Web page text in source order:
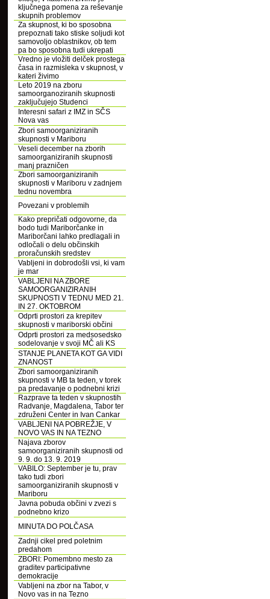
ključnega pomena za reševanje
skupnih problemov
Za skupnost, ki bo sposobna
prepoznati tako stiske soljudi kot
samovoljo oblastnikov, ob tem
pa bo sposobna tudi ukrepati
Vredno je vložiti delček prostega
časa in razmisleka v skupnost, v
kateri živimo
Leto 2019 na zboru
samoorganoziranih skupnosti
zaključujejo Studenci
Interesni safari z IMZ in SČS
Nova vas
Zbori samoorganiziranih
skupnosti v Mariboru
Veseli december na zborih
samoorganiziranih skupnosti
manj prazničen
Zbori samoorganiziranih
skupnosti v Mariboru v zadnjem
tednu novembra
Povezani v problemih
Kako prepričati odgovorne, da
bodo tudi Mariborčanke in
Mariborčani lahko predlagali in
odločali o delu občinskih
proračunskih sredstev
Vabljeni in dobrodošli vsi, ki vam
je mar
VABLJENI NA ZBORE
SAMOORGANIZIRANIH
SKUPNOSTI V TEDNU MED 21.
IN 27. OKTOBROM
Odprti prostori za krepitev
skupnosti v mariborski občini
Odprti prostori za medsosedsko
sodelovanje v svoji MČ ali KS
STANJE PLANETA KOT GA VIDI
ZNANOST
Zbori samoorganiziranih
skupnosti v MB ta teden, v torek
pa predavanje o podnebni krizi
Razprave ta teden v skupnostih
Radvanje, Magdalena, Tabor ter
združeni Center in Ivan Cankar
VABLJENI NA POBREŽJE, V
NOVO VAS IN NA TEZNO
Najava zborov
samoorganiziranih skupnosti od
9. 9. do 13. 9. 2019
VABILO: September je tu, prav
tako tudi zbori
samoorganiziranih skupnosti v
Mariboru
Javna pobuda občini v zvezi s
podnebno krizo
MINUTA DO POLČASA
Zadnji cikel pred poletnim
predahom
ZBORI: Pomembno mesto za
graditev participativne
demokracije
Vabljeni na zbor na Tabor, v
Novo vas in na Tezno